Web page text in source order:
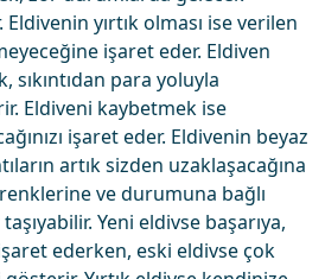
yırtık olması ise verilen
işaret eder. Eldiven
sıkıntıdan para yoluyla
Eldiveni kaybetmek ise
işaret eder. Eldivenin beyaz
artık sizden uzaklaşacağına
ve durumuna bağlı
Yeni eldivse başarıya,
ederken, eski eldivse çok